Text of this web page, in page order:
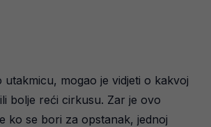
utakmicu, mogao je vidjeti o kakvoj
bolje reći cirkusu. Zar je ovo
ko se bori za opstanak, jednoj